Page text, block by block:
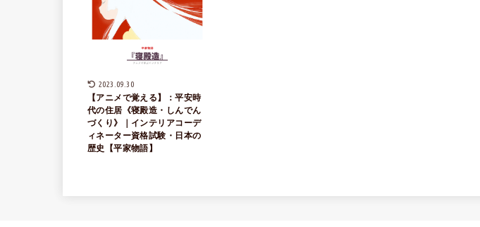
2023.09.30
【アニメで覚える】：平安時
代の住居《寝殿造・しんでん
づくり》｜インテリアコーデ
ィネーター資格試験・日本の
歴史【平家物語】